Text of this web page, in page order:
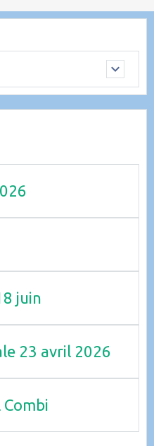
juin
23 avril 2026
Combi